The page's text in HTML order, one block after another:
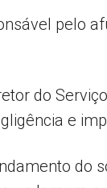
pelo
do
e
do